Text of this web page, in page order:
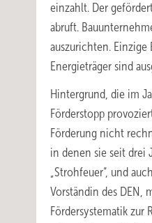
einzahlt. Der
abruft.
auszurichten.
Energieträger sind
Hintergrund, die im
Förderstopp
Förderung nicht
in denen sie seit drei
„Strohfeuer“, und
Vorständin des DEN,
Fördersystematik zur